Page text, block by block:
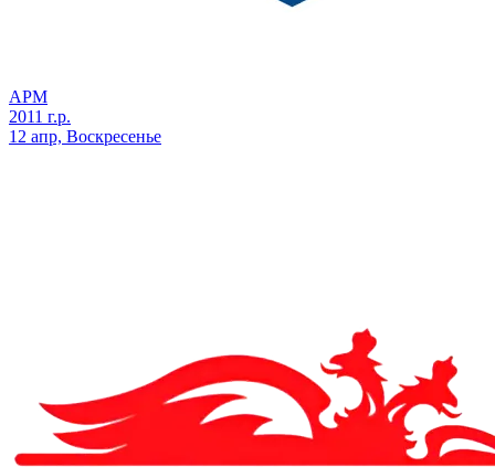
АРМ
2011 г.р.
12 апр, Воскресенье